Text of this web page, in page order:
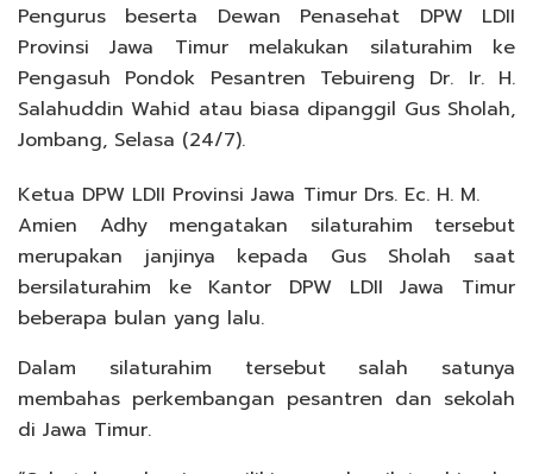
Pengurus beserta Dewan Penasehat DPW LDII
Provinsi Jawa Timur melakukan silaturahim ke
Pengasuh Pondok Pesantren Tebuireng Dr. Ir. H.
Salahuddin Wahid atau biasa dipanggil Gus Sholah,
Jombang, Selasa (24/7).
Ketua DPW LDII Provinsi Jawa Timur Drs. Ec. H. M.
Amien Adhy mengatakan silaturahim tersebut
merupakan janjinya kepada Gus Sholah saat
bersilaturahim ke Kantor DPW LDII Jawa Timur
beberapa bulan yang lalu.
Dalam silaturahim tersebut salah satunya
membahas perkembangan pesantren dan sekolah
di Jawa Timur.